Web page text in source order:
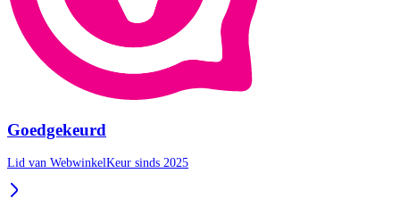
Goedgekeurd
Lid van WebwinkelKeur sinds 2025